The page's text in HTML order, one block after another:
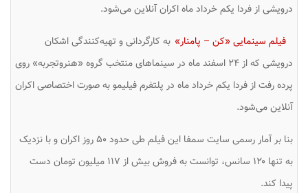
درویشی از فردا یکم خرداد ماه اکران آنلاین می‌شود.
فیلم سینمایی «کن – پامنار» به کارگردانی و تهیه‌کنندگی اشکان
درویشی که از ۲۴ اسفند ماه در سینماهای منتخب گروه «هنروتجربه» روی
پرده رفت از فردا یکم خرداد ماه در پلتفرم فیلیمو به صورت اختصاصی اکران
آنلاین می‌شود.
بنا بر آمار رسمی سایت سمفا این فیلم طی حدود ۵۰ روز اکران و با نزدیک
به تنها ۱۲۰ سانس، توانست به فروش بیش از ۱۱۷ میلیون تومان دست
پیدا کند.